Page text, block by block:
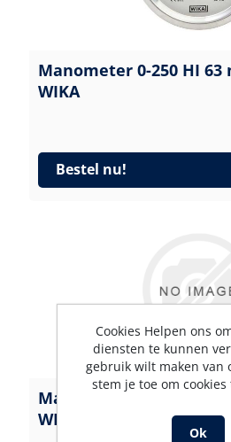
Manometer 0-250 HI 63
WIKA
Bestel nu!
Manometer 0-250 U 100
WIKA
Cookies Helpen ons
diensten te kunnen
gebruik wilt maken van
stem je toe om
Ok